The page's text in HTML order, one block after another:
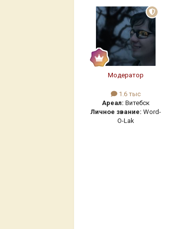
Модератор
1.6 тыс
Ареал: Витебск
Личное звание: Word-
O-Lak